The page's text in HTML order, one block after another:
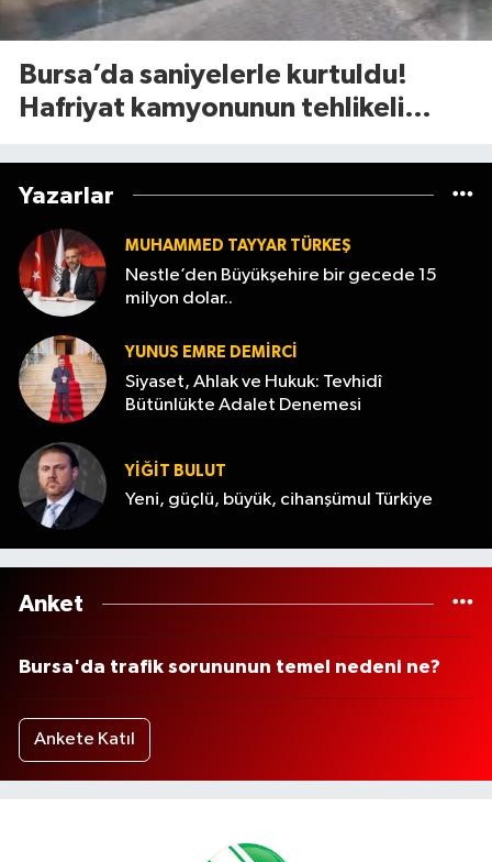
Bursa’da saniyelerle kurtuldu!
Hafriyat kamyonunun tehlikeli
Yazarlar
MUHAMMED TAYYAR TÜRKEŞ
Nestle’den Büyükşehire bir gecede 15
milyon dolar..
YUNUS EMRE DEMIRCI
Siyaset, Ahlak ve Hukuk: Tevhidî
Bütünlükte Adalet Denemesi
YİĞİT BULUT
Yeni, güçlü, büyük, cihanşümul Türkiye
Anket
Bursa'da trafik sorununun temel nedeni ne?
Ankete Katıl